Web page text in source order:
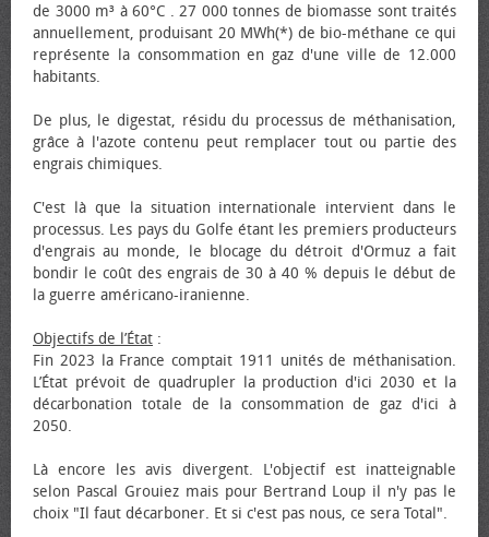
de 3000 m³ à 60°C . 27 000 tonnes de biomasse sont traités
annuellement, produisant 20 MWh(*) de bio-méthane ce qui
représente la consommation en gaz d'une ville de 12.000
habitants.
De plus, le digestat, résidu du processus de méthanisation,
grâce à l'azote contenu peut remplacer tout ou partie des
engrais chimiques.
C'est là que la situation internationale intervient dans le
processus. Les pays du Golfe étant les premiers producteurs
d'engrais au monde, le blocage du détroit d'Ormuz a fait
bondir le coût des engrais de 30 à 40 % depuis le début de
la guerre américano-iranienne.
Objectifs de l’État :
Fin 2023 la France comptait 1911 unités de méthanisation.
L’État prévoit de quadrupler la production d'ici 2030 et la
décarbonation totale de la consommation de gaz d'ici à
2050.
Là encore les avis divergent. L'objectif est inatteignable
selon Pascal Grouiez mais pour Bertrand Loup il n'y pas le
choix "Il faut décarboner. Et si c'est pas nous, ce sera Total".